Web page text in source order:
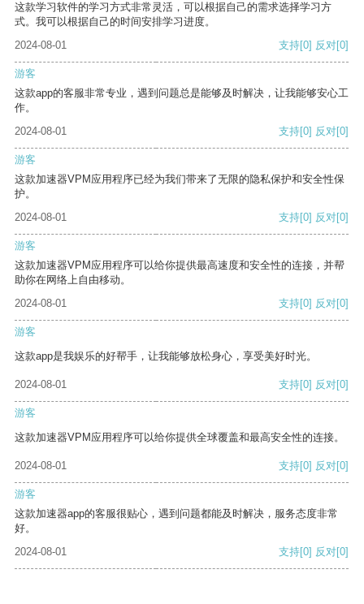
这款学习软件的学习方式非常灵活，可以根据自己的需求选择学习方
式。我可以根据自己的时间安排学习进度。
2024-08-01
支持[0] 反对[0]
游客
这款app的客服非常专业，遇到问题总是能够及时解决，让我能够安心工
作。
2024-08-01
支持[0] 反对[0]
游客
这款加速器VPM应用程序已经为我们带来了无限的隐私保护和安全性保
护。
2024-08-01
支持[0] 反对[0]
游客
这款加速器VPM应用程序可以给你提供最高速度和安全性的连接，并帮
助你在网络上自由移动。
2024-08-01
支持[0] 反对[0]
游客
这款app是我娱乐的好帮手，让我能够放松身心，享受美好时光。
2024-08-01 支持[0] 反对[0]
游客
这款加速器VPM应用程序可以给你提供全球覆盖和最高安全性的连接。
2024-08-01 支持[0] 反对[0]
游客
这款加速器app的客服很贴心，遇到问题都能及时解决，服务态度非常
好。
2024-08-01
支持[0] 反对[0]